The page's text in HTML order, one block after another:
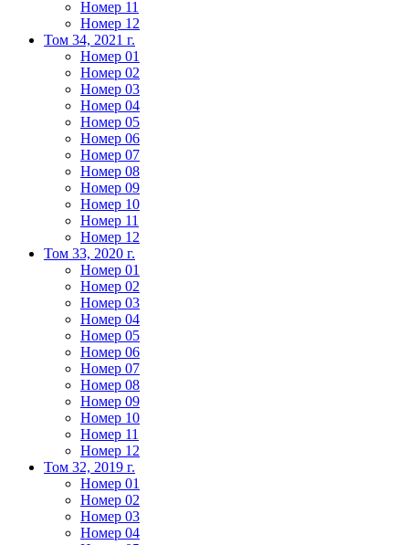
Номер 11
Номер 12
Том 34, 2021 г.
Номер 01
Номер 02
Номер 03
Номер 04
Номер 05
Номер 06
Номер 07
Номер 08
Номер 09
Номер 10
Номер 11
Номер 12
Том 33, 2020 г.
Номер 01
Номер 02
Номер 03
Номер 04
Номер 05
Номер 06
Номер 07
Номер 08
Номер 09
Номер 10
Номер 11
Номер 12
Том 32, 2019 г.
Номер 01
Номер 02
Номер 03
Номер 04